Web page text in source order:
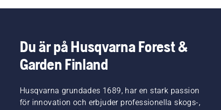
Du är på Husqvarna Forest &
Garden Finland
Husqvarna grundades 1689, har en stark passion
för innovation och erbjuder professionella skogs-,